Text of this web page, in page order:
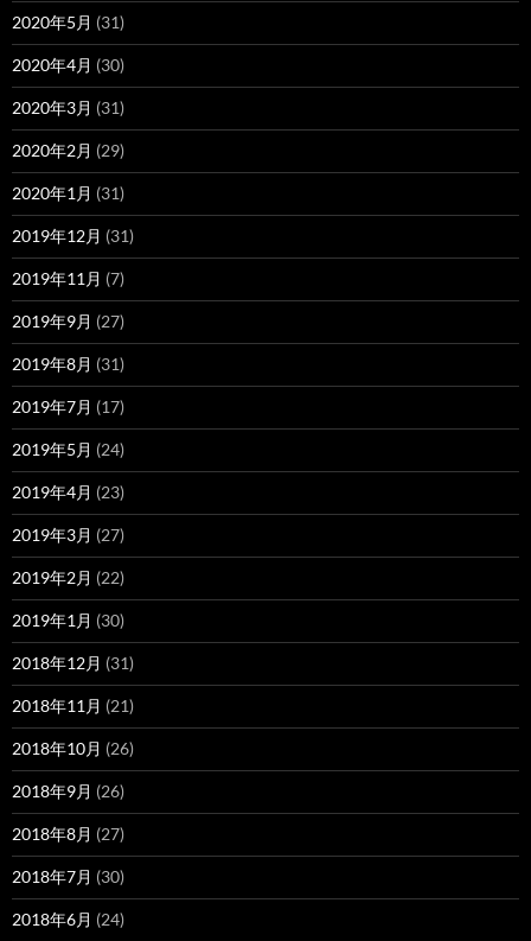
2020年5月 (31)
2020年4月 (30)
2020年3月 (31)
2020年2月 (29)
2020年1月 (31)
2019年12月 (31)
2019年11月 (7)
2019年9月 (27)
2019年8月 (31)
2019年7月 (17)
2019年5月 (24)
2019年4月 (23)
2019年3月 (27)
2019年2月 (22)
2019年1月 (30)
2018年12月 (31)
2018年11月 (21)
2018年10月 (26)
2018年9月 (26)
2018年8月 (27)
2018年7月 (30)
2018年6月 (24)